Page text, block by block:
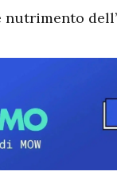
nutrimento